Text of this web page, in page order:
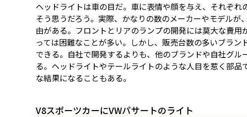
ヘッドライトは車の目だ。車に表情や顔を与え、それぞ
そう思うだろう。実際、かなりの数のメーカーやモデル
由がある。フロントとリアのランプの開発には莫大な費
っては困難なことが多い。しかし、販売台数の多いブラ
できる。自社で開発するよりも、他のブランドや自社グ
る。ヘッドライトやテールライトのような人目を惹く部
な結果になることもある。
V8スポーツカーにVWパサートのライト